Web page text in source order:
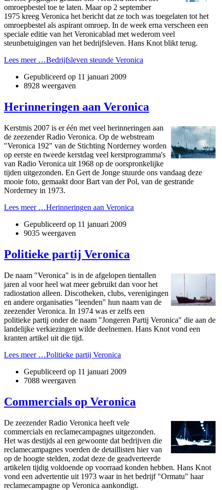
omroepbestel toe te laten. Maar op 2 september
1975 kreeg Veronica het bericht dat ze toch was toegelaten tot het
omroepbestel als aspirant omroep. In de week erna verscheen een
speciale editie van het Veronicablad met wederom veel
steunbetuigingen van het bedrijfsleven. Hans Knot blikt terug.
Lees meer …Bedrijfsleven steunde Veronica
Gepubliceerd op 11 januari 2009
8928 weergaven
Herinneringen aan Veronica
Kerstmis 2007 is er één met veel herinneringen aan
de zeezender Radio Veronica. Op de webstream
"Veronica 192" van de Stichting Norderney worden
op eerste en tweede kerstdag veel kerstprogramma's
van Radio Veronica uit 1968 op de oorspronkelijke
tijden uitgezonden. En Gert de Jonge stuurde o­ns vandaag deze
mooie foto, gemaakt door Bart van der Pol, van de gestrande
Norderney in 1973.
Lees meer …Herinneringen aan Veronica
Gepubliceerd op 11 januari 2009
9035 weergaven
Politieke partij Veronica
De naam "Veronica" is in de afgelopen tientallen
jaren al voor heel wat meer gebruikt dan voor het
radiostation alleen. Discotheken, clubs, verenigingen
en andere organisaties "leenden" hun naam van de
zeezender Veronica. In 1974 was er zelfs een
politieke partij o­nder de naam "Jongeren Partij Veronica" die aan de
landelijke verkiezingen wilde deelnemen. Hans Knot vond een
kranten artikel uit die tijd.
Lees meer …Politieke partij Veronica
Gepubliceerd op 11 januari 2009
7088 weergaven
Commercials op Veronica
De zeezender Radio Veronica heeft vele
commercials en reclamecampagnes uitgezonden.
Het was destijds al een gewoonte dat bedrijven die
reclamecampagnes voerden de detaillisten hier van
op de hoogte stelden, zodat deze de geadverteerde
artikelen tijdig voldoende op voorraad konden hebben. Hans Knot
vond een advertentie uit 1973 waar in het bedrijf "Ormatu" haar
reclamecampagne op Veronica aankondigt.